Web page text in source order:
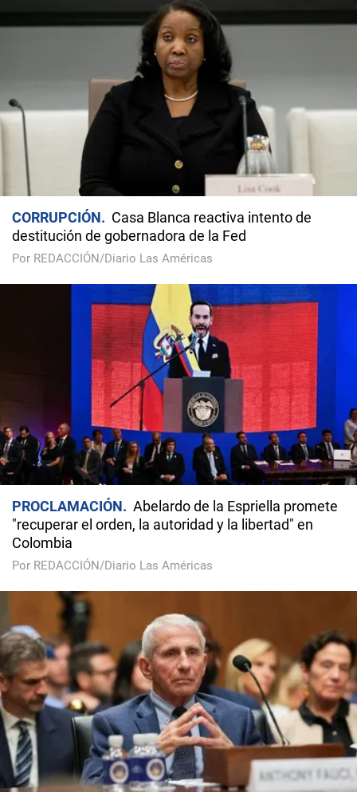
CORRUPCIÓN
Casa Blanca reactiva intento de
destitución de gobernadora de la Fed
Por REDACCIÓN/Diario Las Américas
PROCLAMACIÓN
Abelardo de la Espriella promete
"recuperar el orden, la autoridad y la libertad" en
Colombia
Por REDACCIÓN/Diario Las Américas